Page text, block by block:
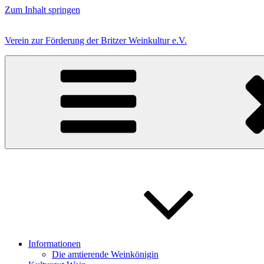
Zum Inhalt springen
Verein zur Förderung der Britzer Weinkultur e.V.
Informationen
Die amtierende Weinkönigin